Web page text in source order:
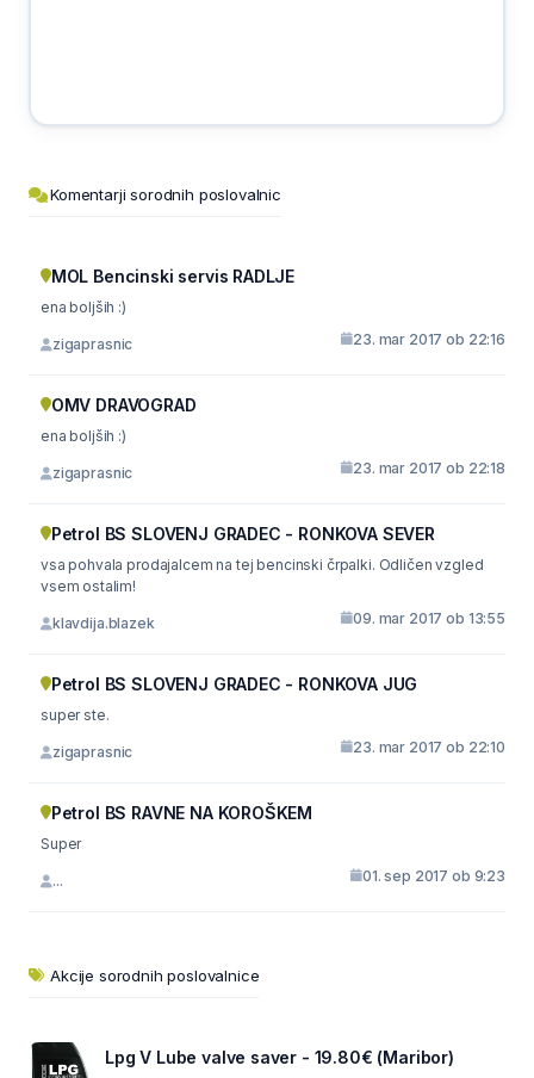
Komentarji sorodnih poslovalnic
MOL Bencinski servis RADLJE
ena boljših :)
zigaprasnic 23. mar 2017 ob 22:16
OMV DRAVOGRAD
ena boljših :)
zigaprasnic 23. mar 2017 ob 22:18
Petrol BS SLOVENJ GRADEC - RONKOVA SEVER
vsa pohvala prodajalcem na tej bencinski črpalki. Odličen vzgled
vsem ostalim!
klavdija.blazek 09. mar 2017 ob 13:55
Petrol BS SLOVENJ GRADEC - RONKOVA JUG
super ste.
zigaprasnic 23. mar 2017 ob 22:10
Petrol BS RAVNE NA KOROŠKEM
Super
... 01. sep 2017 ob 9:23
Akcije sorodnih poslovalnice
Lpg V Lube valve saver - 19.80€ (Maribor)